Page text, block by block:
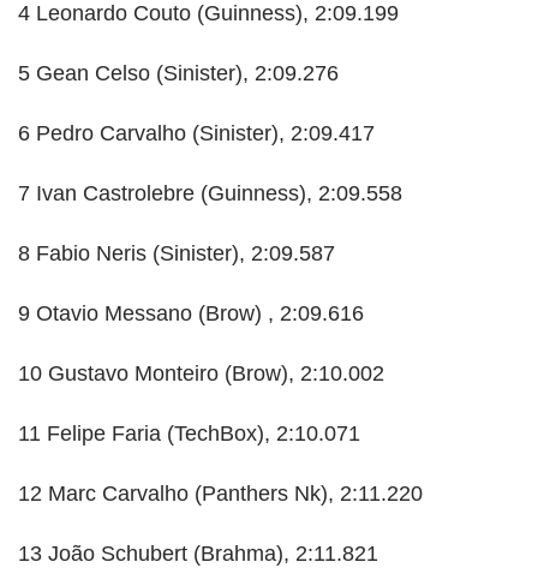
4 Leonardo Couto (Guinness), 2:09.199
5 Gean Celso (Sinister), 2:09.276
6 Pedro Carvalho (Sinister), 2:09.417
7 Ivan Castrolebre (Guinness), 2:09.558
8 Fabio Neris (Sinister), 2:09.587
9 Otavio Messano (Brow) , 2:09.616
10 Gustavo Monteiro (Brow), 2:10.002
11 Felipe Faria (TechBox), 2:10.071
12 Marc Carvalho (Panthers Nk), 2:11.220
13 João Schubert (Brahma), 2:11.821